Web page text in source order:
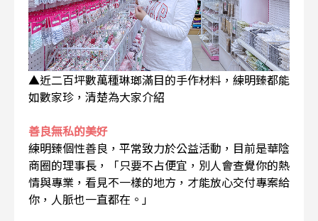
▲近二百坪數萬種琳瑯滿目的手作材料，練明臻都能
如數家珍，清楚為大家介紹
善良無私的美好
練明臻個性善良，平常致力於公益活動，目前是華陰
商圈的理事長，「只要不占便宜，別人會查覺你的熱
情與專業，看見不一樣的地方，才能放心交付專案給
你，人脈也一直都在。」